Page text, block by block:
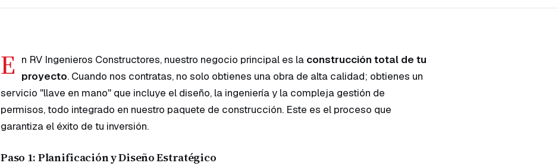
E n RV Ingenieros Constructores, nuestro negocio principal es la construcción total de tu
proyecto. Cuando nos contratas, no solo obtienes una obra de alta calidad; obtienes un
servicio "llave en mano" que incluye el diseño, la ingeniería y la compleja gestión de
permisos, todo integrado en nuestro paquete de construcción. Este es el proceso que
garantiza el éxito de tu inversión.
Paso 1: Planificación y Diseño Estratégico